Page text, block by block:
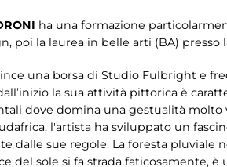
ha una formazione
poi la laurea in belle arti (BA) presso
una borsa di Studio Fulbright e
la sua attività pittorica è
dove domina una gestualità molto
l'artista ha sviluppato un
dalle sue regole. La foresta pluviale
del sole si fa strada faticosamente,